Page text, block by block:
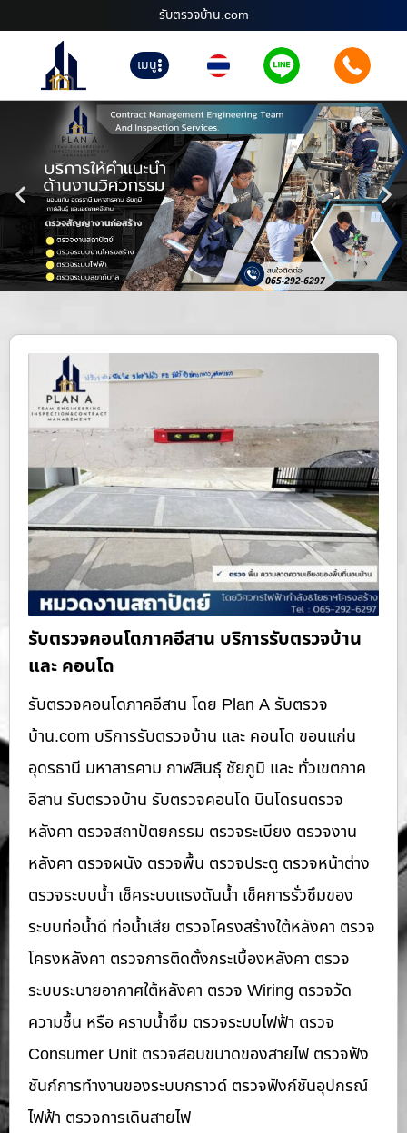
รับตรวจบ้าน.com
เมนู
รับตรวจคอนโดภาคอีสาน บริการรับตรวจบ้าน
และ คอนโด
รับตรวจคอนโดภาคอีสาน โดย Plan A รับตรวจ
บ้าน.com บริการรับตรวจบ้าน และ คอนโด ขอนแก่น
อุดรธานี มหาสารคาม กาฬสินธุ์ ชัยภูมิ และ ทั่วเขตภาค
อีสาน รับตรวจบ้าน รับตรวจคอนโด บินโดรนตรวจ
หลังคา ตรวจสถาปัตยกรรม ตรวจระเบียง ตรวจงาน
หลังคา ตรวจผนัง ตรวจพื้น ตรวจประตู ตรวจหน้าต่าง​
ตรวจระบบน้ำ เช็คระบบแรงดันน้ำ เช็คการรั่วซึมของ
ระบบท่อน้ำ​ดี ท่อน้ำ​เสีย ตรวจโครงสร้างใต้หลังคา ตรวจ
โครงหลังคา ตรวจการติดตั้งกระเบื้องหลังคา ตรวจ
ระบบระบายอากาศใต้หลังคา ตรวจ Wiring ตรวจวัด
ความชื้น หรือ คราบน้ำซึม ตรวจระบบไฟฟ้า ตรวจ
Consumer Unit ตรวจสอบขนาดของสายไฟ ตรวจฟัง
ชันก์การทำงานของระบบกราวด์ ตรวจฟังก์ชันอุปกรณ์
ไฟฟ้า ตรวจการเดินสายไฟ